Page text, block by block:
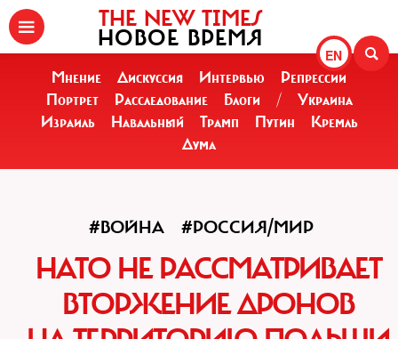
EN
THE NEW TIMES
НОВОЕ ВРЕМЯ
Мнение Дискуссия Интервью
Репрессии
Портрет
Расследование Блоги /
Украина
Израиль
Навальный Трамп Путин
Кремль
Дума
#ВОЙНА #РОССИЯ/МИР
НАТО НЕ РАССМАТРИВАЕТ
ВТОРЖЕНИЕ ДРОНОВ